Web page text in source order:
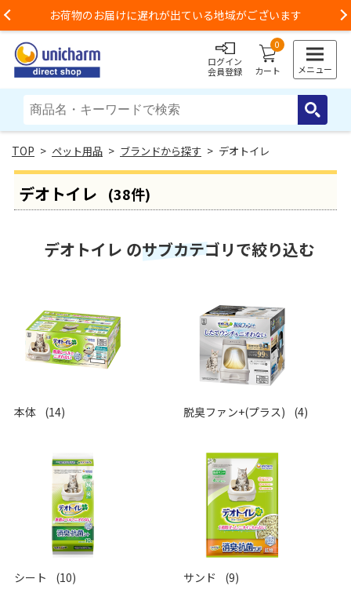
Previousお荷物のお届けに遅れが出ている地域がございます
ログイン
会員登録
0
カート メニュー
> ペット用品 > ブランドから探す > デオトイレ
デオトイレ (38件)
デオトイレ のサブカテゴリで絞り込む
本体 (14) 脱臭ファン+(プラス) (4)
シート (10) サンド (9)